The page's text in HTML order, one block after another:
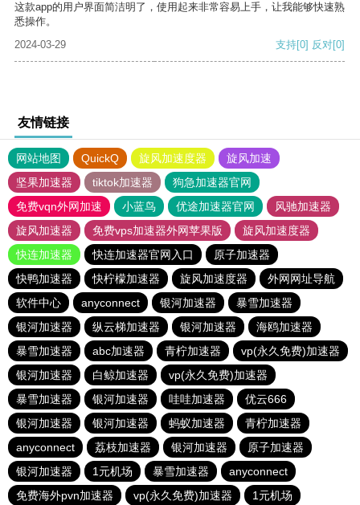
这款app的用户界面简洁明了，使用起来非常容易上手，让我能够快速熟
悉操作。
2024-03-29
支持[0] 反对[0]
友情链接
网站地图 QuickQ 旋风加速度器
旋风加速
坚果加速器
tiktok加速器
狗急加速器官网
免费vqn外网加速
小蓝鸟 优途加速器官网
风驰加速器
旋风加速器
免费vps加速器外网苹果版
旋风加速度器
快连加速器
快连加速器官网入口
原子加速器
快鸭加速器
快柠檬加速器 旋风加速度器
外网网址导航
软件中心
anyconnect 银河加速器
暴雪加速器
银河加速器
纵云梯加速器 银河加速器
海鸥加速器
暴雪加速器
abc加速器 青柠加速器
vp(永久免费)加速器
银河加速器
白鲸加速器
vp(永久免费)加速器
暴雪加速器
银河加速器 哇哇加速器
优云666
银河加速器
银河加速器 蚂蚁加速器
青柠加速器
anyconnect
荔枝加速器 银河加速器
原子加速器
银河加速器
1元机场 暴雪加速器
anyconnect
免费海外pvn加速器
vp(永久免费)加速器 1元机场